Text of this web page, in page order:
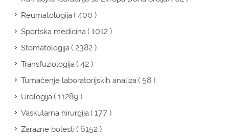
Reumatologija( 400 )
Sportska medicina( 1012 )
Stomatologija( 2382 )
Transfuziologija( 42 )
Tumačenje laboratorijskih analiza( 58 )
Urologija( 11289 )
Vaskularna hirurgija( 177 )
Zarazne bolesti( 6152 )